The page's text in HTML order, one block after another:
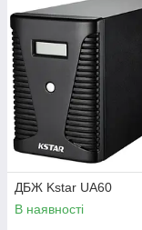
ДБЖ Kstar UA60
В наявності